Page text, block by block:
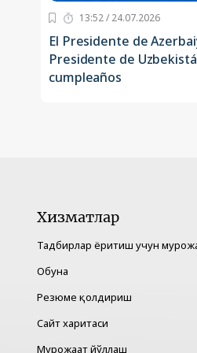
13:52 / 24.07.2026
El Presidente de
Presidente de
cumpleaños
Хизматлар
Тадбирлар ёритиш учун
Обуна
Резюме қолдириш
Сайт харитаси
Мурожаат йўллаш